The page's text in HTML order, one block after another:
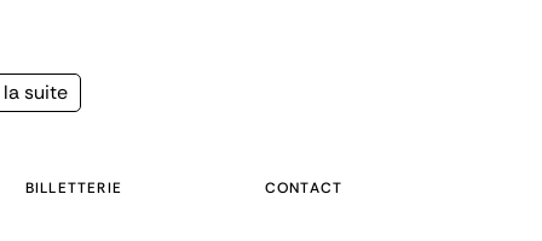
suite
BILLETTERIE CONTACT